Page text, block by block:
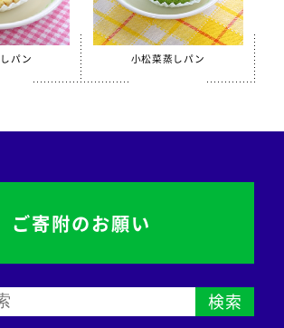
パン 小松菜蒸しパン
検索
ご寄附のお願い